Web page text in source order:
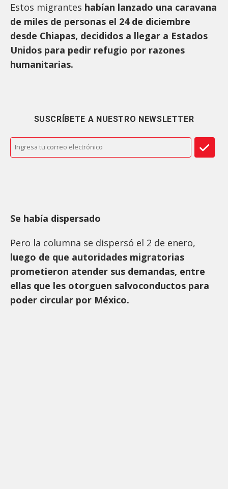
Estos migrantes habían lanzado una caravana
de miles de personas el 24 de diciembre
desde Chiapas, decididos a llegar a Estados
Unidos para pedir refugio por razones
humanitarias.
SUSCRÍBETE A NUESTRO NEWSLETTER
Se había dispersado
Pero la columna se dispersó el 2 de enero,
luego de que autoridades migratorias
prometieron atender sus demandas, entre
ellas que les otorguen salvoconductos para
poder circular por México.